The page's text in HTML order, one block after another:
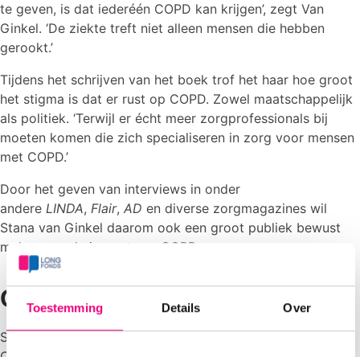
Toestemming Details Over
te geven, is dat iederéén COPD kan krijgen’, zegt Van
Ginkel. ‘De ziekte treft niet alleen mensen die hebben
gerookt.’
Tijdens het schrijven van het boek trof het haar hoe groot
het stigma is dat er rust op COPD. Zowel maatschappelijk
als politiek. ‘Terwijl er écht meer zorgprofessionals bij
moeten komen die zich specialiseren in zorg voor mensen
met COPD.’
Door het geven van interviews in onder
andere LINDA, Flair, AD en diverse zorgmagazines wil
Stana van Ginkel daarom ook een groot publiek bewust
maken van de impact van COPD.
COPD Huis JAN
Stana van Ginkel is de initiatiefnemer en oprichter van